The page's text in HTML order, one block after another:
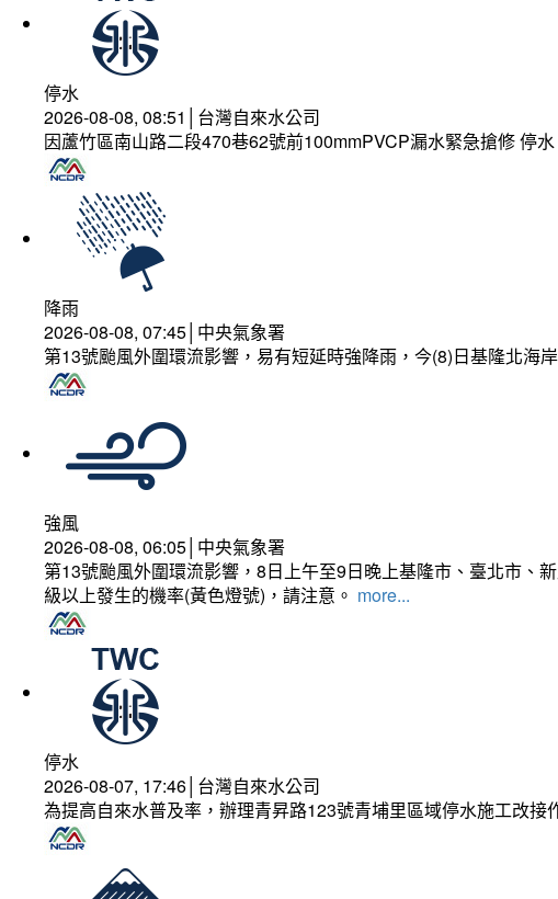
停水
2026-08-08, 08:51│台灣自來水公司
因蘆竹區南山路二段470巷62號前100mmPVCP漏水緊急搶修 停水
降雨
2026-08-08, 07:45│中央氣象署
第13號颱風外圍環流影響，易有短延時強降雨，今(8)日基隆北海
強風
2026-08-08, 06:05│中央氣象署
第13號颱風外圍環流影響，8日上午至9日晚上基隆市、臺北市、
級以上發生的機率(黃色燈號)，請注意。 more...
停水
2026-08-07, 17:46│台灣自來水公司
為提高自來水普及率，辦理青昇路123號青埔里區域停水施工改接